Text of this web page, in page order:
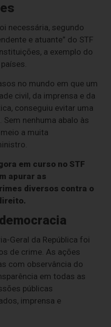
necessária, segundo
e atuante” do STF
a exemplo do
no mundo em que um
civil, da imprensa e da
conseguiu evitar uma
nenhuma abalo às
a muita
em curso no STF
apurar as
diversos contra o
Geral da República foi
de crime. As ações
com observância do
em todas as
públicas
imprensa e